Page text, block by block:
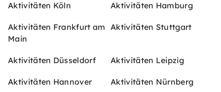
Aktivitäten Köln Aktivitäten Hamburg
Aktivitäten Frankfurt am
Main
Aktivitäten Stuttgart
Aktivitäten Düsseldorf Aktivitäten Leipzig
Aktivitäten Hannover Aktivitäten Nürnberg